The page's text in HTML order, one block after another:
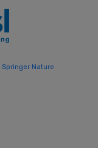
Springer Nature